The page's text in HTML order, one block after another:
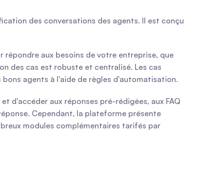
des conversations des agents. Il est conçu
aux besoins de votre entreprise, que
des cas est robuste et centralisé. Les cas
agents à l'aide de règles d'automatisation.
d'accéder aux réponses pré-rédigées, aux FAQ
Cependant, la plateforme présente
modules complémentaires tarifés par